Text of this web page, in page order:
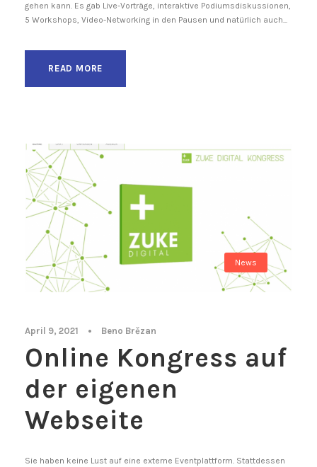
gehen kann. Es gab Live-Vorträge, interaktive Podiumsdiskussionen,
5 Workshops, Video-Networking in den Pausen und natürlich auch...
READ MORE
News
April 9, 2021 • Beno Brězan
Online Kongress auf
der eigenen
Webseite
Sie haben keine Lust auf eine externe Eventplattform. Stattdessen